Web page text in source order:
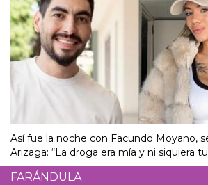
Así fue la noche con Facundo Moyano,
Arizaga: “La droga era mía y ni siquiera
FARÁNDULA